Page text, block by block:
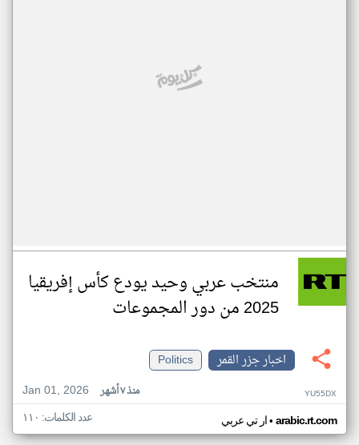
منتخب عربي وحيد يودع كأس إفريقيا
2025 من دور المجموعات
اخبار جزر القمر
Politics
Jan 01, 2026
منذ ٧ أشهر YU55DX
ار تي عربي• arabic.rt.com عدد الكلمات: ١١٠